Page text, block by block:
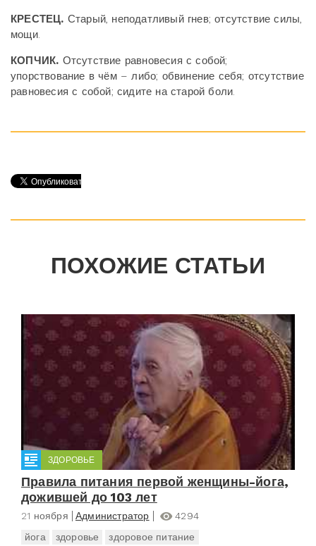
КРЕСТЕЦ. Старый, неподатливый гнев; отсутствие силы,
мощи.
КОПЧИК. Отсутствие равновесия с собой;
упорствование в чём – либо; обвинение себя; отсутствие
равновесия с собой; сидите на старой боли.
ПОХОЖИЕ СТАТЬИ
ЗДОРОВЬЕ
Правила питания первой женщины-йога,
дожившей до 103 лет
21 ноября Администратор
4294
йога
здоровье здоровое питание